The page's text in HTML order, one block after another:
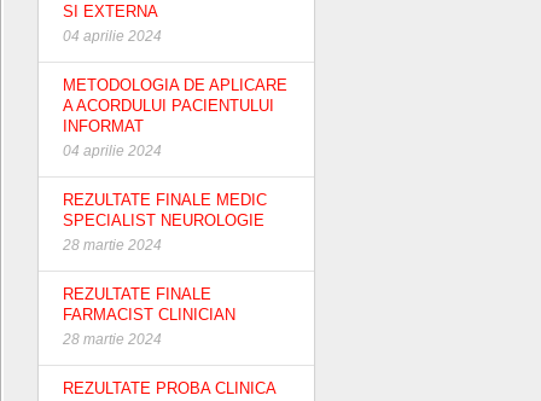
SI EXTERNA
04 aprilie 2024
METODOLOGIA DE APLICARE
A ACORDULUI PACIENTULUI
INFORMAT
04 aprilie 2024
REZULTATE FINALE MEDIC
SPECIALIST NEUROLOGIE
28 martie 2024
REZULTATE FINALE
FARMACIST CLINICIAN
28 martie 2024
REZULTATE PROBA CLINICA